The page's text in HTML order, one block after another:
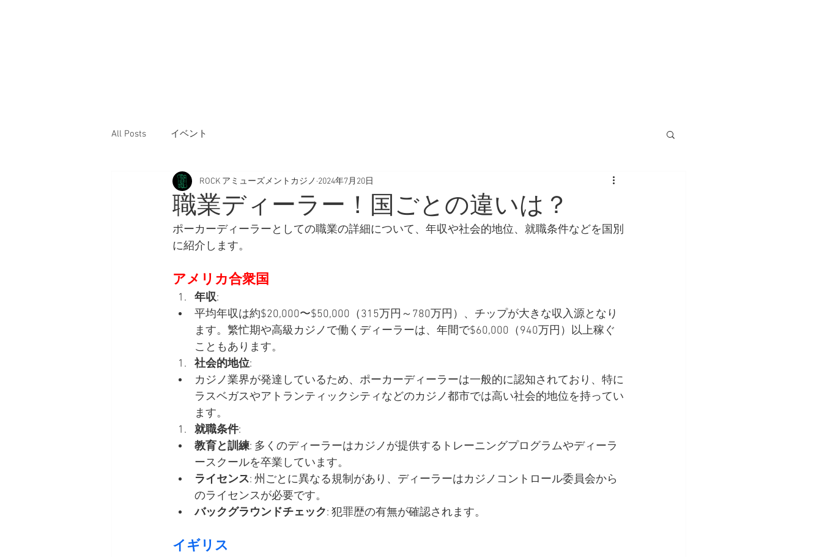
All Posts イベント
職業ディーラー！国ごとの違いは？
ROCK アミューズメントカジノ 2024年7月20日
ポーカーディーラーとしての職業の詳細について、年収や社会的地位、就職条件などを国別
に紹介します。
アメリカ合衆国
年収:
平均年収は約$20,000〜$50,000（315万円～780万円）、チップが大きな収入源となり
ます。繁忙期や高級カジノで働くディーラーは、年間で$60,000（940万円）以上稼ぐ
こともあります。
社会的地位:
カジノ業界が発達しているため、ポーカーディーラーは一般的に認知されており、特に
ラスベガスやアトランティックシティなどのカジノ都市では高い社会的地位を持ってい
ます。
就職条件:
教育と訓練: 多くのディーラーはカジノが提供するトレーニングプログラムやディーラ
ースクールを卒業しています。
ライセンス: 州ごとに異なる規制があり、ディーラーはカジノコントロール委員会から
のライセンスが必要です。
バックグラウンドチェック: 犯罪歴の有無が確認されます。
イギリス